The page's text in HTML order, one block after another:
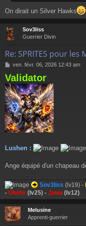
On dirait un Silver Hawks
Sov3liss
Guerrier Divin
Re: SPRITES pour les
M
s
s
a
g
e
ven. févr. 06, 2026 12:43 am
Validator
Lushen :
Ange équipé d'un chapeau
Sov3liss (lv19) -
- Obelix (lv25) - Jawa (lv12)
Melusine
Apprenti-guerrier